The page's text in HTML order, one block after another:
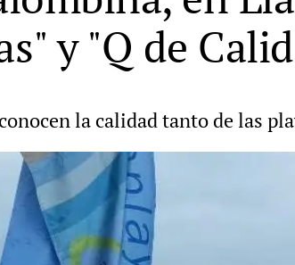
y "Q de
la calidad tanto de las